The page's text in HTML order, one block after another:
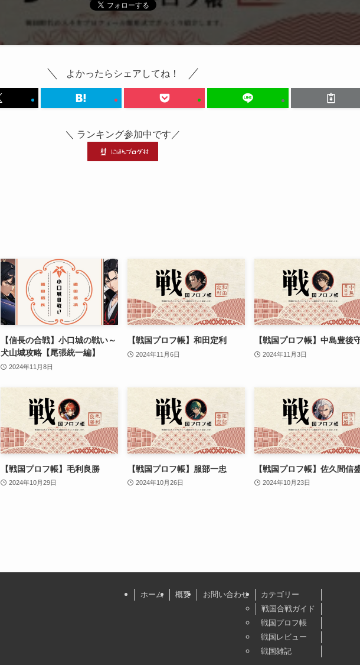
よかったらシェアしてね！
＼ ランキング参加中です／
【信長の合戦】小口城の戦い～
犬山城攻略【尾張統一編】
2024年11月8日
【戦国プロフ帳】和田定利
2024年11月6日
【戦国プロフ帳】中島豊後
2024年11月3日
【戦国プロフ帳】毛利良勝
2024年10月29日
【戦国プロフ帳】服部一忠
2024年10月26日
【戦国プロフ帳】佐久間信
2024年10月23日
ホーム 概要 お問い合わせ
カテゴリー
戦国合戦ガイド
戦国プロフ帳
戦国レビュー
戦国雑記